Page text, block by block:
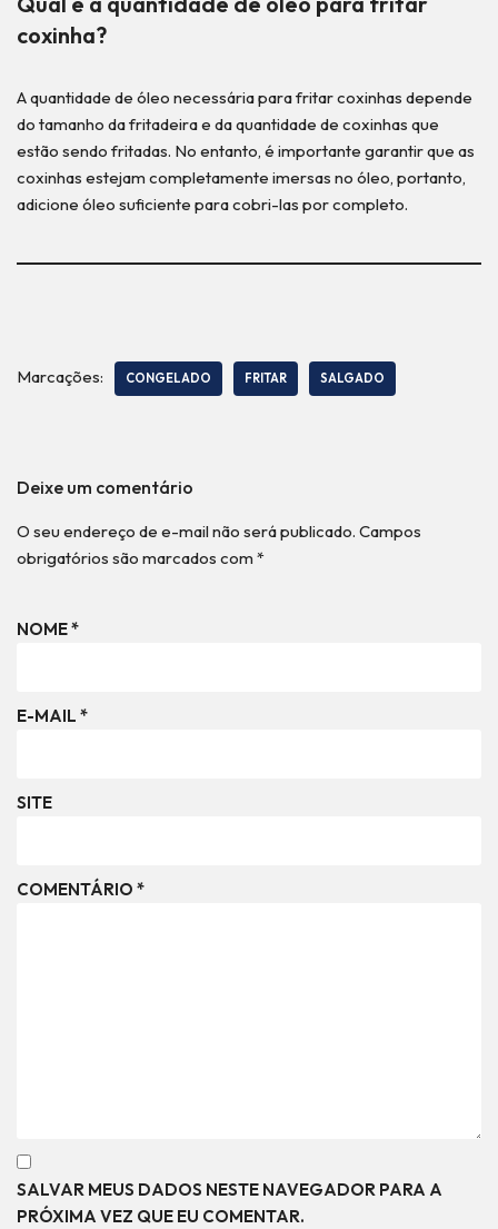
coxinha?
A quantidade de óleo necessária para fritar coxinhas depende
do tamanho da fritadeira e da quantidade de coxinhas que
estão sendo fritadas. No entanto, é importante garantir que as
coxinhas estejam completamente imersas no óleo, portanto,
adicione óleo suficiente para cobri-las por completo.
Marcações: CONGELADO FRITAR SALGADO
Deixe um comentário
O seu endereço de e-mail não será publicado. Campos
obrigatórios são marcados com *
NOME*
E-MAIL *
SITE
COMENTÁRIO *
SALVAR MEUS DADOS NESTE NAVEGADOR PARA A
PRÓXIMA VEZ QUE EU COMENTAR.